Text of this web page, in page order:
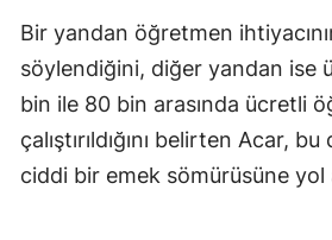
Bir yandan öğretmen
söylendiğini, diğer yandan ise
bin ile 80 bin arasında ücretli
çalıştırıldığını belirten Acar,
ciddi bir emek sömürüsüne yol